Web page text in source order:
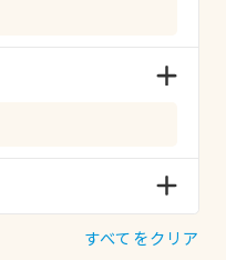
すべてをクリア